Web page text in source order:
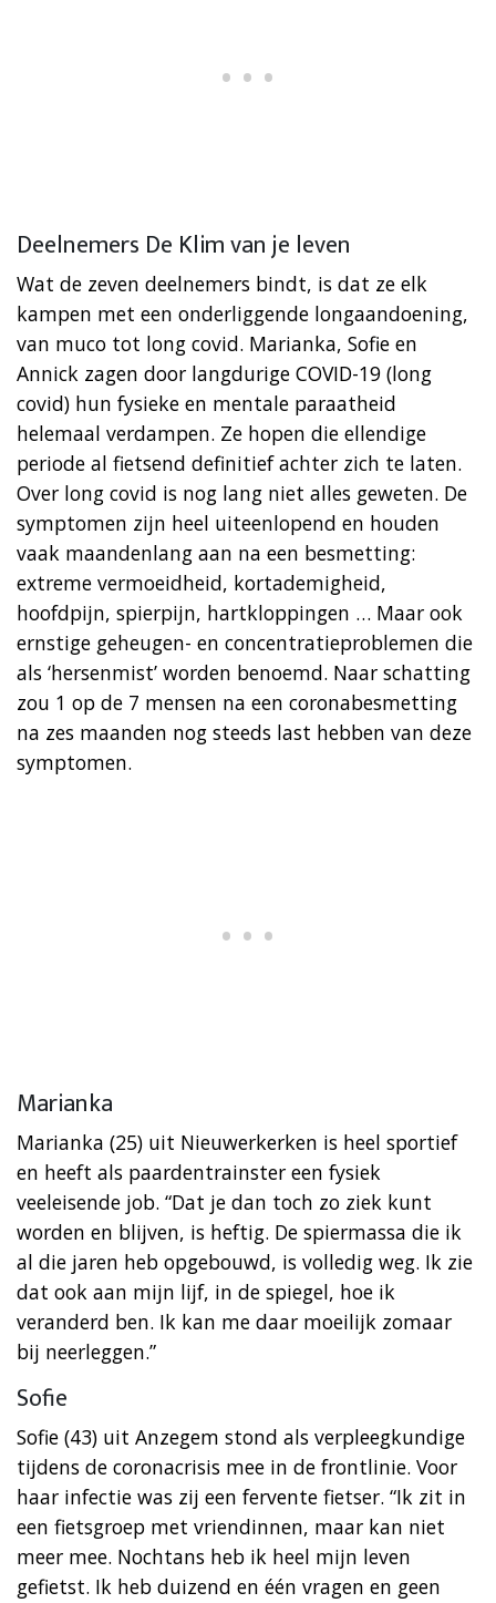
Deelnemers De Klim van je leven
Wat de zeven deelnemers bindt, is dat ze elk
kampen met een onderliggende longaandoening,
van muco tot long covid. Marianka, Sofie en
Annick zagen door langdurige COVID-19 (long
covid) hun fysieke en mentale paraatheid
helemaal verdampen. Ze hopen die ellendige
periode al fietsend definitief achter zich te laten.
Over long covid is nog lang niet alles geweten. De
symptomen zijn heel uiteenlopend en houden
vaak maandenlang aan na een besmetting:
extreme vermoeidheid, kortademigheid,
hoofdpijn, spierpijn, hartkloppingen … Maar ook
ernstige geheugen- en concentratieproblemen die
als ‘hersenmist’ worden benoemd. Naar schatting
zou 1 op de 7 mensen na een coronabesmetting
na zes maanden nog steeds last hebben van deze
symptomen.
Marianka
Marianka (25) uit Nieuwerkerken is heel sportief
en heeft als paardentrainster een fysiek
veeleisende job. “Dat je dan toch zo ziek kunt
worden en blijven, is heftig. De spiermassa die ik
al die jaren heb opgebouwd, is volledig weg. Ik zie
dat ook aan mijn lijf, in de spiegel, hoe ik
veranderd ben. Ik kan me daar moeilijk zomaar
bij neerleggen.”
Sofie
Sofie (43) uit Anzegem stond als verpleegkundige
tijdens de coronacrisis mee in de frontlinie. Voor
haar infectie was zij een fervente fietser. “Ik zit in
een fietsgroep met vriendinnen, maar kan niet
meer mee. Nochtans heb ik heel mijn leven
gefietst. Ik heb duizend en één vragen en geen